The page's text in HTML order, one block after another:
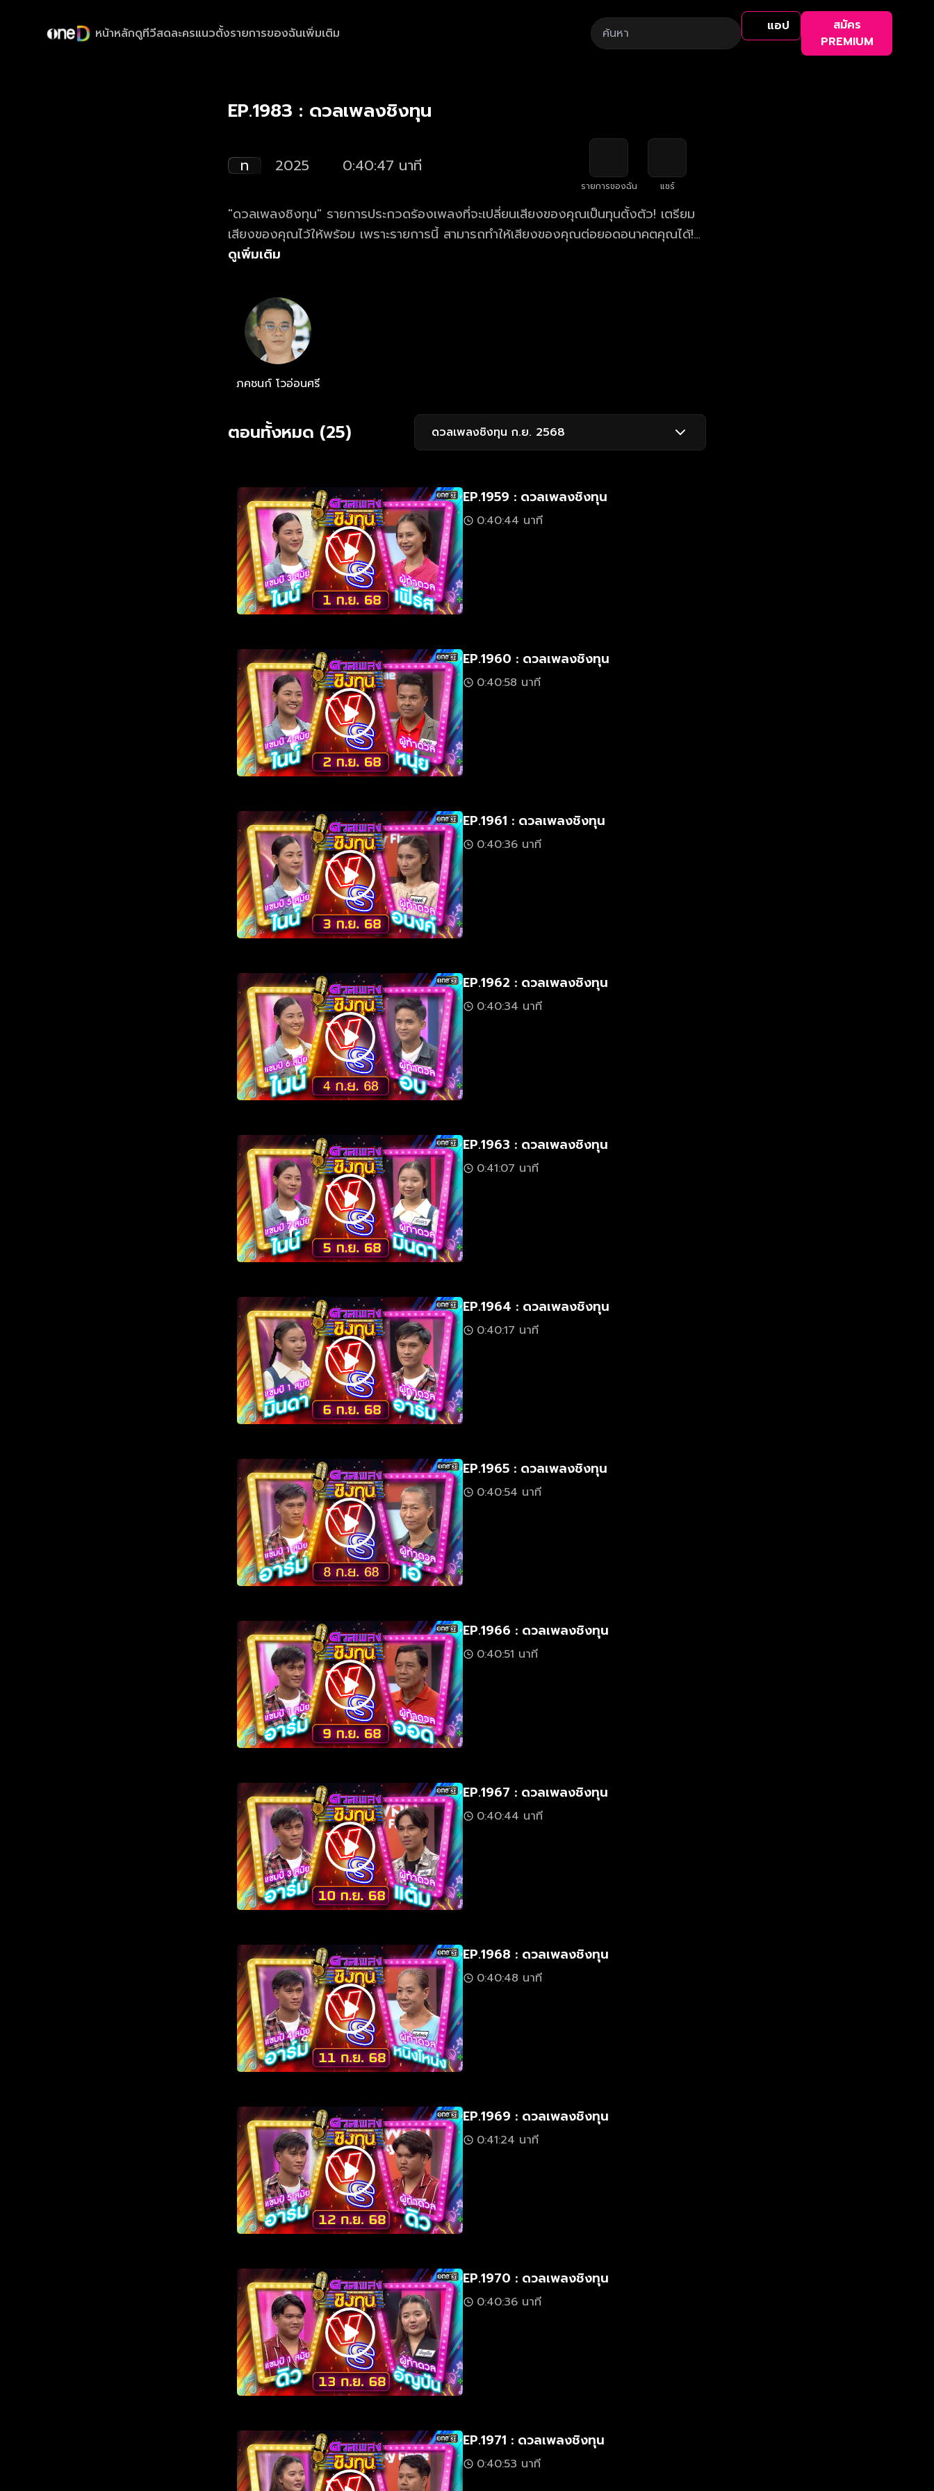
หน้าหลักดูทีวีสดละครแนวตั้งรายการของฉันเพิ่มเติม แอป
สมัคร
PREMIUM
EP.1983 : ดวลเพลงชิงทุน
ท 2025 0:40:47 นาที
รายการของฉัน แชร์
"ดวลเพลงชิงทุน" รายการประกวดร้องเพลงที่จะเปลี่ยนเสียงของคุณเป็นทุนตั้งตัว! เตรียม
เสียงของคุณไว้ให้พร้อม เพราะรายการนี้ สามารถทำให้เสียงของคุณต่อยอดอนาคตคุณได้!
ดูย้อนหลังรายการ ดวลเพลงชิงทุน ตอนใหม่ล่าสุด ทุกวันจันทร์ - เสาร์ เวลา 19:45 น.
ดูเพิ่มเติม
ภคชนก์ โวอ่อนศรี
ตอนทั้งหมด (25) ดวลเพลงชิงทุน ก.ย. 2568
EP.1959 : ดวลเพลงชิงทุน
0:40:44 นาที
EP.1960 : ดวลเพลงชิงทุน
0:40:58 นาที
EP.1961 : ดวลเพลงชิงทุน
0:40:36 นาที
EP.1962 : ดวลเพลงชิงทุน
0:40:34 นาที
EP.1963 : ดวลเพลงชิงทุน
0:41:07 นาที
EP.1964 : ดวลเพลงชิงทุน
0:40:17 นาที
EP.1965 : ดวลเพลงชิงทุน
0:40:54 นาที
EP.1966 : ดวลเพลงชิงทุน
0:40:51 นาที
EP.1967 : ดวลเพลงชิงทุน
0:40:44 นาที
EP.1968 : ดวลเพลงชิงทุน
0:40:48 นาที
EP.1969 : ดวลเพลงชิงทุน
0:41:24 นาที
EP.1970 : ดวลเพลงชิงทุน
0:40:36 นาที
EP.1971 : ดวลเพลงชิงทุน
0:40:53 นาที